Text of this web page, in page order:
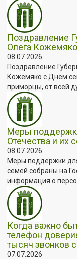
Поздравление
Олега
08.07.2026
Поздравление
Кожемяко с Днём
приморцы, от всей
Меры
Отечества и их
08.07.2026
Меры поддержки
семей собраны на
информация о
Когда важно
телефон
тысяч звонков
07.07.2026